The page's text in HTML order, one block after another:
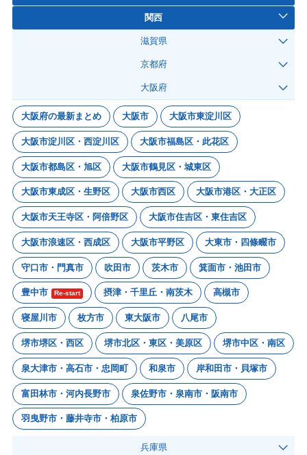
関西
滋賀県
京都府
大阪府
大阪府の最新まとめ 大阪市 大阪市東淀川区
大阪市淀川区・西淀川区 大阪市福島区・此花区
大阪市都島区・旭区 大阪市鶴見区・城東区
大阪市東成区・生野区 大阪市西区 大阪市港区・大正区
大阪市天王寺区・阿倍野区 大阪市住吉区・東住吉区
大阪市浪速区・西成区 大阪市平野区 大東市・四條畷市
守口市・門真市 吹田市 茨木市 箕面市・池田市
豊中市 Re-start 摂津・千里丘・南茨木 高槻市
寝屋川市 枚方市 東大阪市 八尾市
堺市堺区・西区 堺市北区・東区・美原区 堺市中区・南区
泉大津市・高石市・忠岡町 和泉市 岸和田市・貝塚市
富田林市・河内長野市 泉佐野市・泉南市・阪南市
羽曳野市・藤井寺市・柏原市
兵庫県